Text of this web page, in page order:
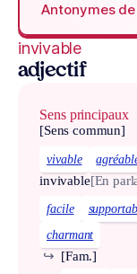
Antonymes de
invivable
adjectif
Sens principaux
[Sens commun]
vivable
invivable[En
facile
charmant
[Fam.]
↪